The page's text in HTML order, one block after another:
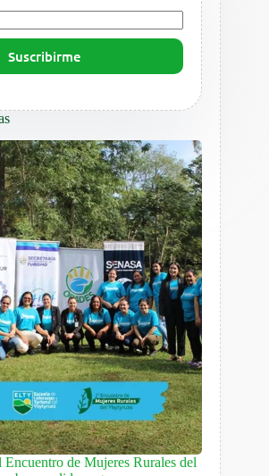
Suscribirme
Encuentro de Mujeres Rurales del